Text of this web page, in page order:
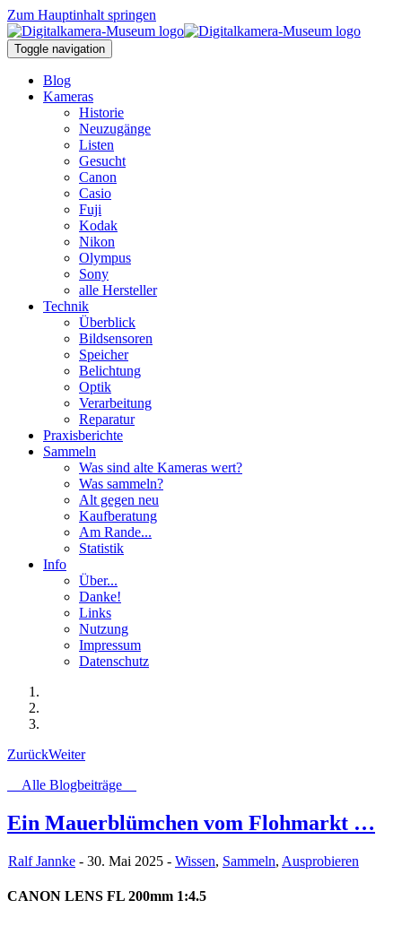
Zum Hauptinhalt springen
Toggle navigation
Blog
Kameras
Historie
Neuzugänge
Listen
Gesucht
Canon
Casio
Fuji
Kodak
Nikon
Olympus
Sony
alle Hersteller
Technik
Überblick
Bildsensoren
Speicher
Belichtung
Optik
Verarbeitung
Reparatur
Praxisberichte
Sammeln
Was sind alte Kameras wert?
Was sammeln?
Alt gegen neu
Kaufberatung
Am Rande...
Statistik
Info
Über...
Danke!
Links
Nutzung
Impressum
Datenschutz
ZurückWeiter
Alle Blogbeiträge
Ein Mauerblümchen vom Flohmarkt …
Ralf Jannke - 30. Mai 2025 - Wissen, Sammeln, Ausprobieren
CANON LENS FL 200mm 1:4.5